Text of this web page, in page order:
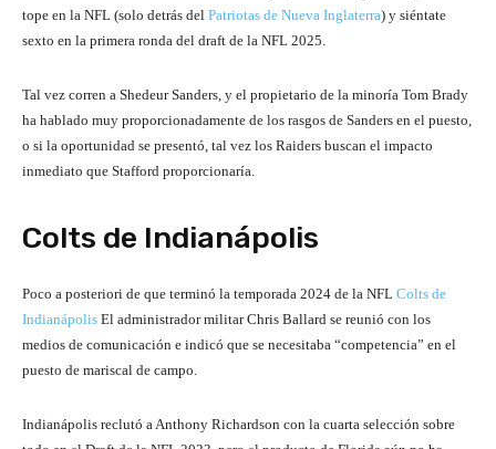
tope en la NFL (solo detrás del Patriotas de Nueva Inglaterra) y siéntate
sexto en la primera ronda del draft de la NFL 2025.
Tal vez corren a Shedeur Sanders, y el propietario de la minoría Tom Brady
ha hablado muy proporcionadamente de los rasgos de Sanders en el puesto,
o si la oportunidad se presentó, tal vez los Raiders buscan el impacto
inmediato que Stafford proporcionaría.
Colts de Indianápolis
Poco a posteriori de que terminó la temporada 2024 de la NFL Colts de
Indianápolis El administrador militar Chris Ballard se reunió con los
medios de comunicación e indicó que se necesitaba “competencia” en el
puesto de mariscal de campo.
Indianápolis reclutó a Anthony Richardson con la cuarta selección sobre